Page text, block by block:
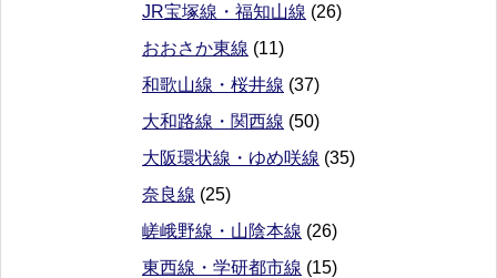
JR宝塚線・福知山線 (26)
おおさか東線 (11)
和歌山線・桜井線 (37)
大和路線・関西線 (50)
大阪環状線・ゆめ咲線 (35)
奈良線 (25)
嵯峨野線・山陰本線 (26)
東西線・学研都市線 (15)